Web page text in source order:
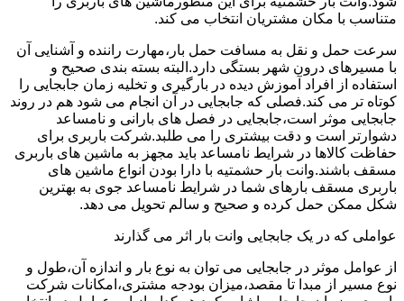
متناسب با مکان مشتریان انتخاب می کند.
سرعت حمل و نقل به مسافت حمل بار،مهارت راننده و آشنایی آن
با مسیرهای درون شهر بستگی دارد.البته بسته بندی صحیح و
استفاده از افراد آموزش دیده در بارگیری و تخلیه زمان جابجایی را
کوتاه تر می کند.فصلی که جابجایی در آن انجام می شود هم در روند
جابجایی موثر است،جابجایی در فصل های بارانی و نامساعد
دشوارتر است و دقت بیشتری را می طلبد.شرکت باربری برای
حفاظت کالاها در شرایط نامساعد باید مجهز به ماشین های باربری
مسقف باشند.وانت بار حشمتیه با دارا بودن انواع ماشین های
باربری مسقف بارهای شما در شرایط نامساعد جوی به بهترین
شکل ممکن حمل کرده و صحیح و سالم تحویل می دهد.
عواملی که در یک جابجایی وانت بار اثر می گذارند
از عوامل موثر در جابجایی می توان به نوع بار و اندازه آن،طول و
نوع مسیر از مبدا تا مقصد،میزان بودجه مشتری،امکانات شرکت